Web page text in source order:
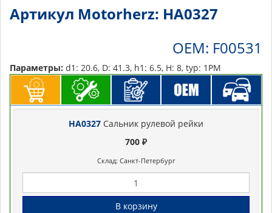
Артикул Motorherz: HA0327
OEM: F00531
Параметры: d1: 20.6, D: 41.3, h1: 6.5, H: 8, typ: 1PM
HA0327 Сальник рулевой рейки
700 ₽
Склад: Санкт-Петербург
В корзину